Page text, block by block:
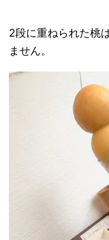
2段に重ねられた桃
ません。